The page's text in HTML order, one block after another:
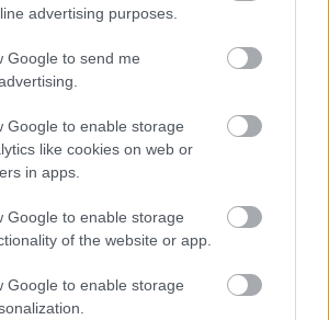
advertising purposes.
Google to send me
Google to enable storage
like cookies on web or
in apps.
Google to enable storage
of the website or app.
Google to enable storage
feliratkozás
a